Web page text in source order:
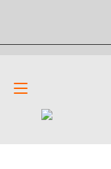
Navigation
umschalten